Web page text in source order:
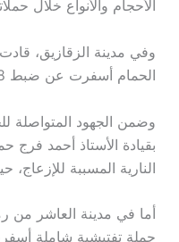
الأحجام والأنواع خلال
وفي مدينة الزقازيق،
الحمام أسفرت عن ضبط 968 صاروخًا بأشكال وأحجام مختلفة.
وضمن الجهود المتواصلة
بقيادة الأستاذ أحمد فرج
النارية المسببة للإزعاج، حيث تم ضبط
أما في مدينة العاشر من
حملة تفتيشية شاملة أسفرت عن ضبط 1420 صاروخًا ولعبة